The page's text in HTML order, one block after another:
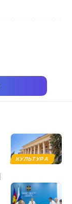
КУЛЬТУРА